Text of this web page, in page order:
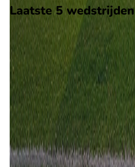
Laatste 5 wedstrijden
H2H
Hoedd
Stroemmen
10 mei
2026
Stroemmen
Hoedd
1
23 okt 2016
Hoedd